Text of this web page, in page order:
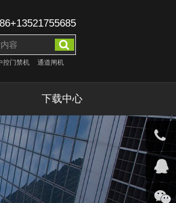
86+13521755685
控门禁机 通道闸机
下载中心